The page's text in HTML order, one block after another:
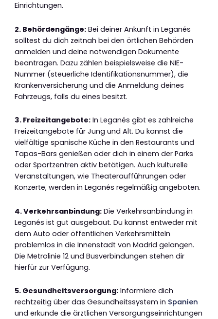
Einrichtungen.
2. Behördengänge: Bei deiner Ankunft in Leganés
solltest du dich zeitnah bei den örtlichen Behörden
anmelden und deine notwendigen Dokumente
beantragen. Dazu zählen beispielsweise die NIE-
Nummer (steuerliche Identifikationsnummer), die
Krankenversicherung und die Anmeldung deines
Fahrzeugs, falls du eines besitzt.
3. Freizeitangebote: In Leganés gibt es zahlreiche
Freizeitangebote für Jung und Alt. Du kannst die
vielfältige spanische Küche in den Restaurants und
Tapas-Bars genießen oder dich in einem der Parks
oder Sportzentren aktiv betätigen. Auch kulturelle
Veranstaltungen, wie Theateraufführungen oder
Konzerte, werden in Leganés regelmäßig angeboten.
4. Verkehrsanbindung: Die Verkehrsanbindung in
Leganés ist gut ausgebaut. Du kannst entweder mit
dem Auto oder öffentlichen Verkehrsmitteln
problemlos in die Innenstadt von Madrid gelangen.
Die Metrolinie 12 und Busverbindungen stehen dir
hierfür zur Verfügung.
5. Gesundheitsversorgung: Informiere dich
rechtzeitig über das Gesundheitssystem in Spanien
und erkunde die ärztlichen Versorgungseinrichtungen